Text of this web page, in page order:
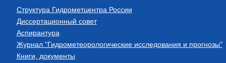
Структура Гидрометцентра России
Диссертационный совет
Аспирантура
Журнал "Гидрометеорологические исследования и прогнозы"
Книги, документы